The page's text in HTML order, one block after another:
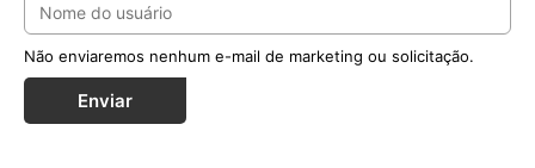
Seminarista sequestrado no centro-norte da
Nigéria está em liberdade
Kelvin Ochai conseguiu escapar ileso do cativeiro e
reencontrou a família no estado de Benue; Igreja local